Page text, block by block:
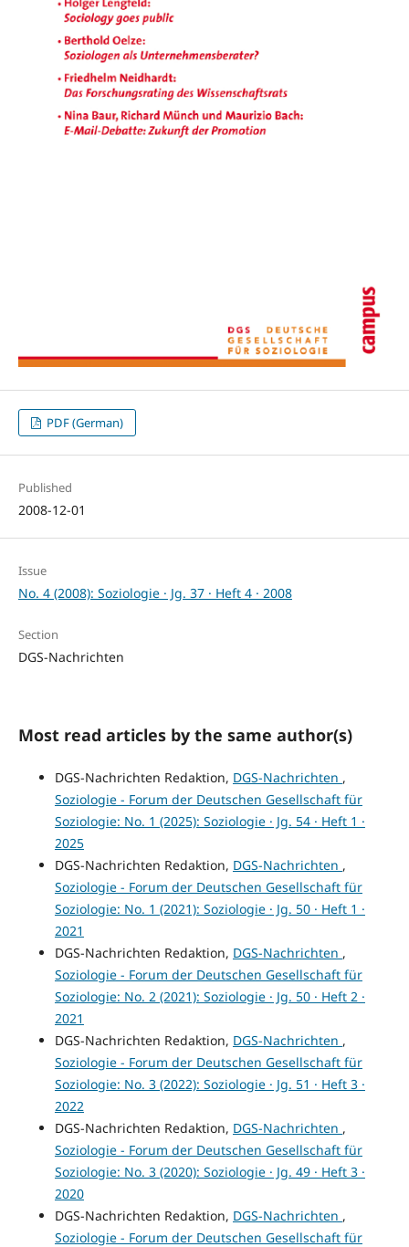
PDF (German)
Published
2008-12-01
Issue
No. 4 (2008): Soziologie · Jg. 37 · Heft 4 · 2008
Section
DGS-Nachrichten
Most read articles by the same author(s)
DGS-Nachrichten Redaktion, DGS-Nachrichten ,
Soziologie - Forum der Deutschen Gesellschaft für
Soziologie: No. 1 (2025): Soziologie · Jg. 54 · Heft 1 ·
2025
DGS-Nachrichten Redaktion, DGS-Nachrichten ,
Soziologie - Forum der Deutschen Gesellschaft für
Soziologie: No. 1 (2021): Soziologie · Jg. 50 · Heft 1 ·
2021
DGS-Nachrichten Redaktion, DGS-Nachrichten ,
Soziologie - Forum der Deutschen Gesellschaft für
Soziologie: No. 2 (2021): Soziologie · Jg. 50 · Heft 2 ·
2021
DGS-Nachrichten Redaktion, DGS-Nachrichten ,
Soziologie - Forum der Deutschen Gesellschaft für
Soziologie: No. 3 (2022): Soziologie · Jg. 51 · Heft 3 ·
2022
DGS-Nachrichten Redaktion, DGS-Nachrichten ,
Soziologie - Forum der Deutschen Gesellschaft für
Soziologie: No. 3 (2020): Soziologie · Jg. 49 · Heft 3 ·
2020
DGS-Nachrichten Redaktion, DGS-Nachrichten ,
Soziologie - Forum der Deutschen Gesellschaft für